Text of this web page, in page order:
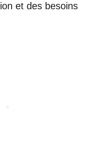
et des besoins